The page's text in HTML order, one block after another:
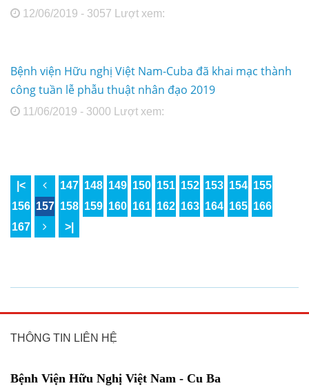
12/06/2019 - 3057 Lượt xem:
Bệnh viện Hữu nghị Việt Nam-Cuba đã khai mạc thành
công tuần lễ phẫu thuật nhân đạo 2019
11/06/2019 - 3000 Lượt xem:
|< 147 148 149 150 151 152 153 154 155
156 157 158 159 160 161 162 163 164 165 166
167
>|
THÔNG TIN LIÊN HỆ
Bệnh Viện Hữu Nghị Việt Nam - Cu Ba